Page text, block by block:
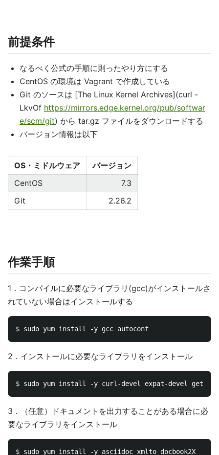
前提条件
なるべく公式の手順に則ったやり方にする
CentOS の環境は Vagrant で作成している
Git のソースは [The Linux Kernel Archives](curl -
LkvOf https://mirrors.edge.kernel.org/pub/softwar
e/scm/git) から tar.gz ファイルをダウンロードする
バージョン情報は以下
OS・ミドルウェア
バージョン
CentOS
7.3
Git
2.26.2
作業手順
1．コンパイルに必要なライブラリ(gcc)がインストールさ
れていない場合はインストールする
2．インストールに必要なライブラリをインストール
3．（任意）ドキュメントを出力することがある場合に必
要なライブラリをインストール